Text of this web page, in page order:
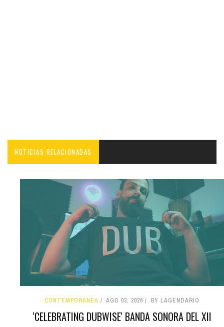
NOTICIAS RELACIONADAS
CONTEMPORÁNEA AGO 03, 2026 BY LAGENDARIO
'CELEBRATING DUBWISE' BANDA SONORA DEL XII